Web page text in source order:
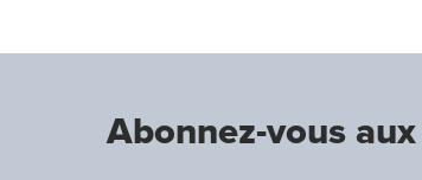
Abonnez-vous